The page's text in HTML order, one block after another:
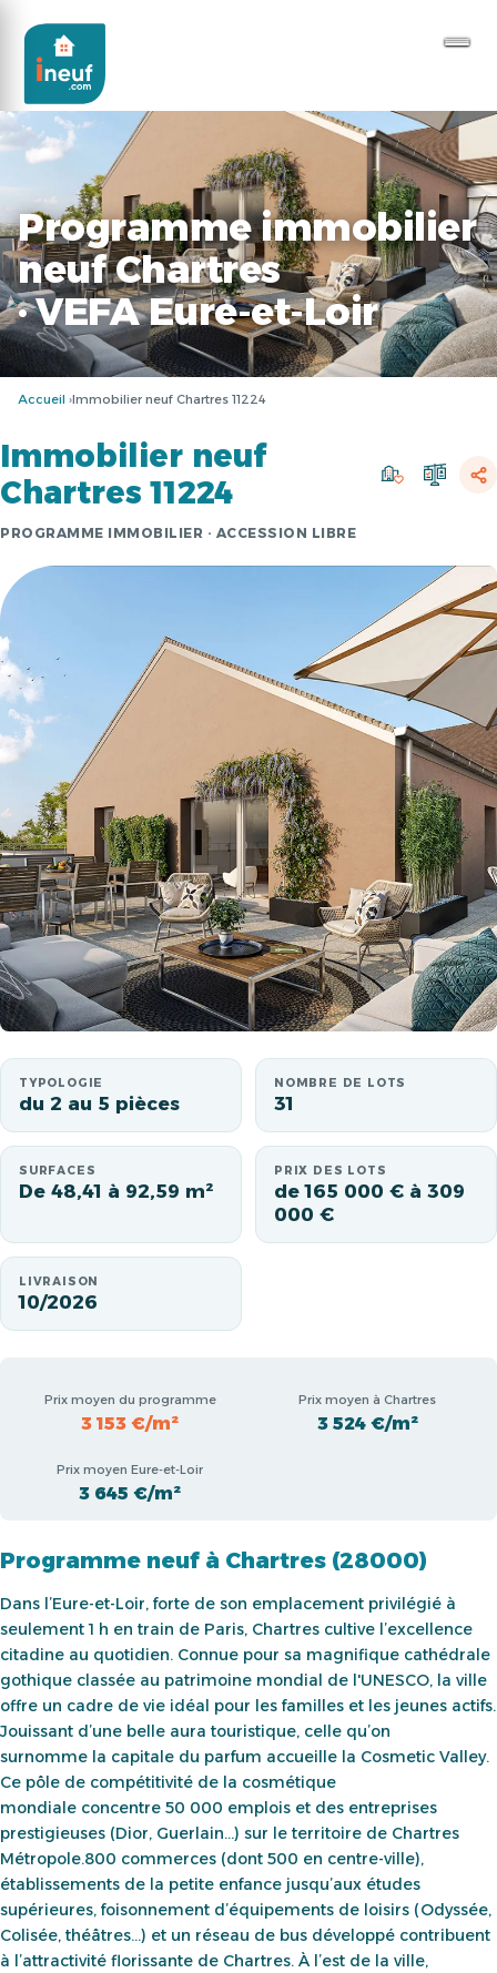
Programme immobilier
neuf Chartres
· VEFA Eure-et-Loir
Accueil Immobilier neuf Chartres 11224
Immobilier neuf
Chartres 11224
PROGRAMME IMMOBILIER · ACCESSION LIBRE
TYPOLOGIE
du 2 au 5 pièces
NOMBRE DE LOTS
31
SURFACES
De 48,41 à 92,59 m²
PRIX DES LOTS
de 165 000 € à 309
000 €
LIVRAISON
10/2026
Prix moyen du programme
3 153 €/m²
Prix moyen à Chartres
3 524 €/m²
Prix moyen Eure-et-Loir
3 645 €/m²
Programme neuf à Chartres (28000)
Dans l’Eure-et-Loir, forte de son emplacement privilégié à
seulement 1 h en train de Paris, Chartres cultive l’excellence
citadine au quotidien. Connue pour sa magnifique cathédrale
gothique classée au patrimoine mondial de l'UNESCO, la ville
offre un cadre de vie idéal pour les familles et les jeunes actifs.
Jouissant d’une belle aura touristique, celle qu’on
surnomme la capitale du parfum accueille la Cosmetic Valley.
Ce pôle de compétitivité de la cosmétique
mondiale concentre 50 000 emplois et des entreprises
prestigieuses (Dior, Guerlain…) sur le territoire de Chartres
Métropole.800 commerces (dont 500 en centre-ville),
établissements de la petite enfance jusqu’aux études
supérieures, foisonnement d’équipements de loisirs (Odyssée,
Colisée, théâtres…) et un réseau de bus développé contribuent
à l’attractivité florissante de Chartres. À l’est de la ville,